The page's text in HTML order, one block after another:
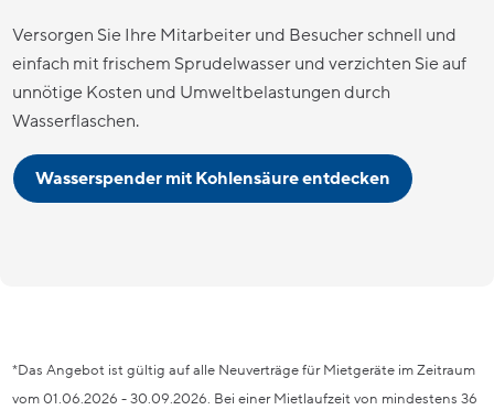
Versorgen Sie Ihre Mitarbeiter und Besucher schnell und
einfach mit frischem Sprudelwasser und verzichten Sie auf
unnötige Kosten und Umweltbelastungen durch
Wasserflaschen.
Wasserspender mit Kohlensäure entdecken
*Das Angebot ist gültig auf alle Neuverträge für Mietgeräte im Zeitraum
vom 01.06.2026 - 30.09.2026. Bei einer Mietlaufzeit von mindestens 36